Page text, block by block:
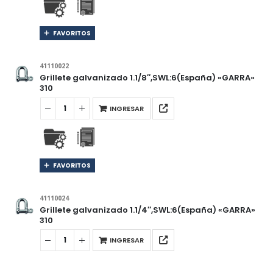
FAVORITOS
41110022
Grillete galvanizado 1.1/8″,SWL:6(España) «GARRA»
310
INGRESAR
FAVORITOS
41110024
Grillete galvanizado 1.1/4″,SWL:6(España) «GARRA»
310
INGRESAR